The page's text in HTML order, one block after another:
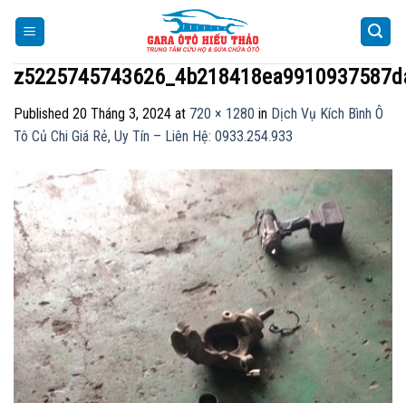
Published 20 Tháng 3, 2024 at 720 × 1280 in Dịch Vụ Kích Bình Ô
Tô Củ Chi Giá Rẻ, Uy Tín – Liên Hệ: 0933.254.933